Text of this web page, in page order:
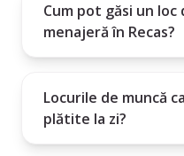
Cum pot găsi un loc
menajeră în Recas?
Locurile de muncă
plătite la zi?